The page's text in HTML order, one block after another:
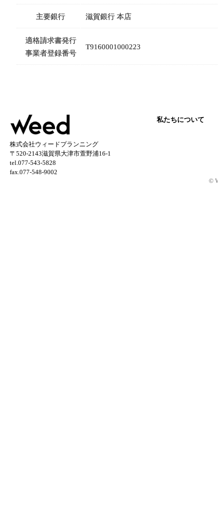
主要銀行 滋賀銀行 本店
適格請求書発行
事業者登録番号
T9160001000223
株式会社ウィードプランニング
〒520-2143滋賀県大津市萱野浦16-1
tel.077-543-5828
fax.077-548-9002
私たちについて
©